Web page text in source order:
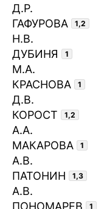
Д.Р.
ГАФУРОВА
1,2
Н.В.
ДУБИНЯ
1
М.А.
КРАСНОВА
1
Д.В.
КОРОСТ
1,2
А.А.
МАКАРОВА
1
А.В.
ПАТОНИН
1,3
А.В.
ПОНОМАРЕВ
1